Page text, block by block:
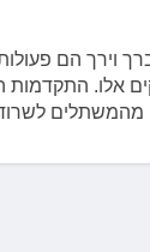
וירך הם
אלו. התקדמות
לשרוד